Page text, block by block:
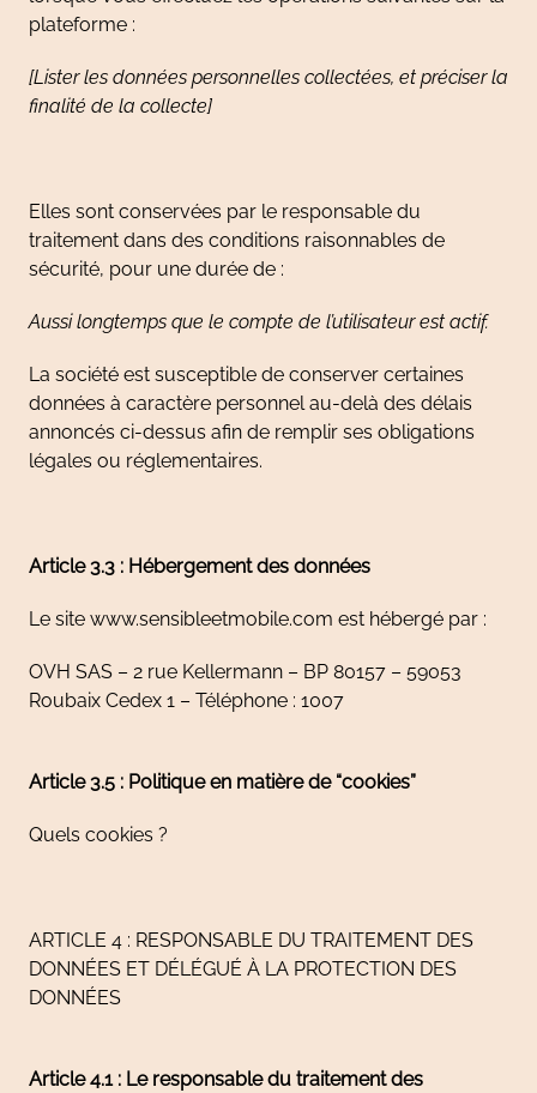
plateforme :
[Lister les données personnelles collectées, et préciser la
finalité de la collecte]
Elles sont conservées par le responsable du
traitement dans des conditions raisonnables de
sécurité, pour une durée de :
Aussi longtemps que le compte de l’utilisateur est actif.
La société est susceptible de conserver certaines
données à caractère personnel au-delà des délais
annoncés ci-dessus afin de remplir ses obligations
légales ou réglementaires.
Article 3.3 : Hébergement des données
Le site www.sensibleetmobile.com est hébergé par :
OVH SAS – 2 rue Kellermann – BP 80157 – 59053
Roubaix Cedex 1 – Téléphone : 1007
Article 3.5 : Politique en matière de “cookies”
Quels cookies ?
ARTICLE 4 : RESPONSABLE DU TRAITEMENT DES
DONNÉES ET DÉLÉGUÉ À LA PROTECTION DES
DONNÉES
Article 4.1 : Le responsable du traitement des